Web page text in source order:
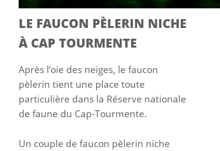
LE FAUCON PÈLERIN NICHE
À CAP TOURMENTE
Après l’oie des neiges, le faucon
pèlerin tient une place toute
particulière dans la Réserve nationale
de faune du Cap-Tourmente.
Un couple de faucon pèlerin niche